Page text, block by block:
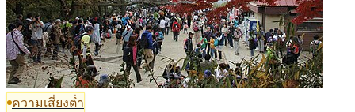
ความเสี่ยงต่ำ